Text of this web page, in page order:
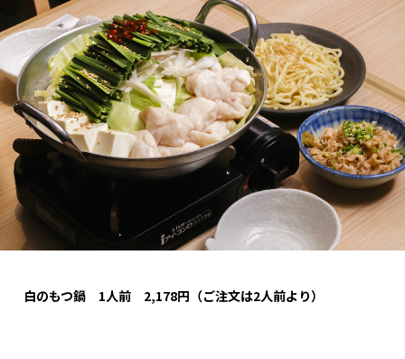
白のもつ鍋 1人前 2,178円（ご注文は2人前より）